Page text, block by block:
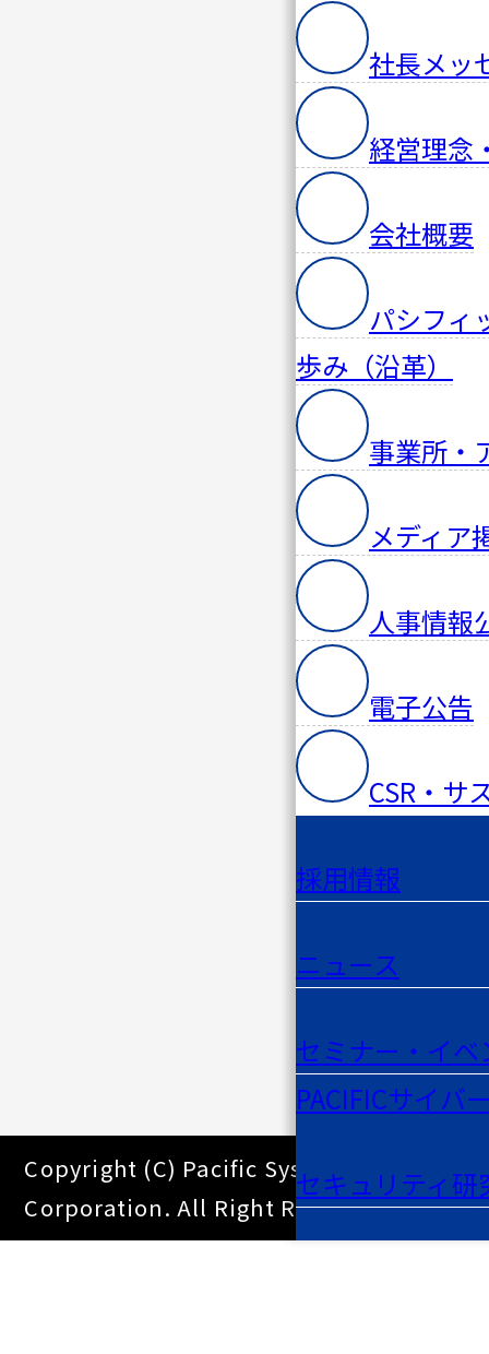
社長メッ
経営理念
会社概要
パシフィ
歩み（沿革）
事業所・
メディア
人事情報
電子公告
CSR・サ
採用情報
ニュース
セミナー・イベ
PACIFICサイバ
セキュリティ研
Copyright (C) Pacific Systems
Corporation. All Right Reserved.